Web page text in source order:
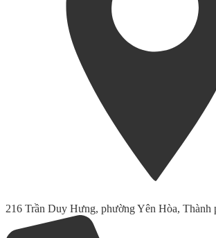
216 Trần Duy Hưng, phường Yên Hòa, Thành